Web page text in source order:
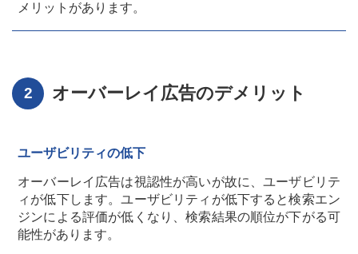
メリットがあります。
オーバーレイ広告のデメリット
ユーザビリティの低下
オーバーレイ広告は視認性が高いが故に、ユーザビリテ
ィが低下します。ユーザビリティが低下すると検索エン
ジンによる評価が低くなり、検索結果の順位が下がる可
能性があります。